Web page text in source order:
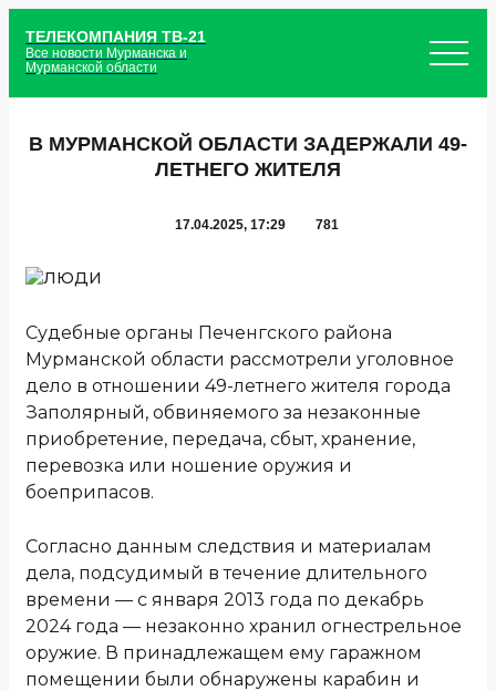
ТЕЛЕКОМПАНИЯ ТВ-21
Все новости Мурманска и
Мурманской области
В МУРМАНСКОЙ ОБЛАСТИ ЗАДЕРЖАЛИ 49-
ЛЕТНЕГО ЖИТЕЛЯ
17.04.2025, 17:29 781
Судебные органы Печенгского района
Мурманской области рассмотрели уголовное
дело в отношении 49-летнего жителя города
Заполярный, обвиняемого за незаконные
приобретение, передача, сбыт, хранение,
перевозка или ношение оружия и
боеприпасов.
Согласно данным следствия и материалам
дела, подсудимый в течение длительного
времени — с января 2013 года по декабрь
2024 года — незаконно хранил огнестрельное
оружие. В принадлежащем ему гаражном
помещении были обнаружены карабин и